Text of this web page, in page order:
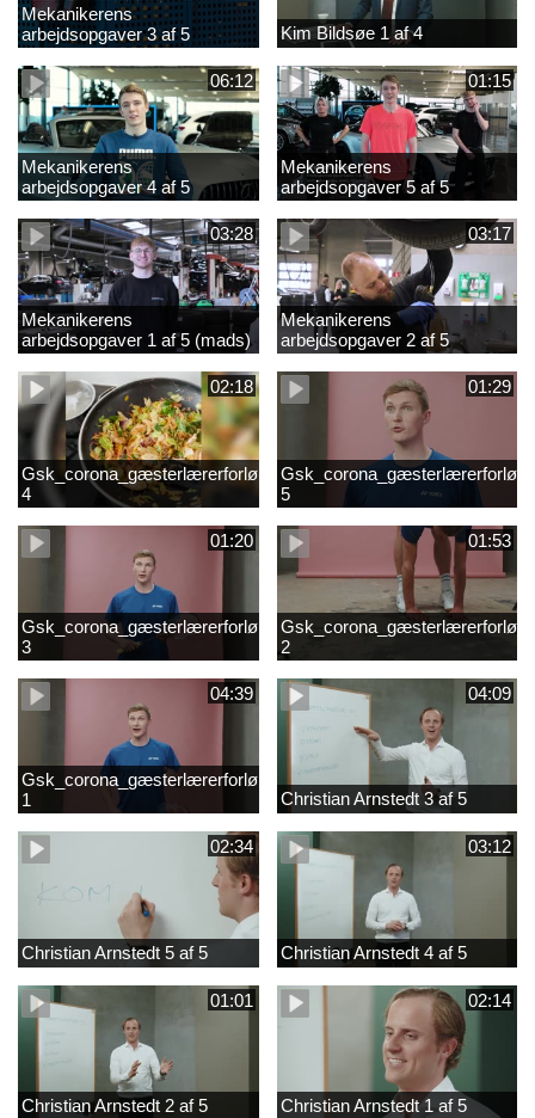
Mekanikerens
arbejdsopgaver 3 af 5
(lærepladssøgning)
Kim Bildsøe 1 af 4
06:12
Mekanikerens
arbejdsopgaver 4 af 5
(Frederik Vesti)
01:15
Mekanikerens
arbejdsopgaver 5 af 5
(Frederik Vesti)
03:28
Mekanikerens
arbejdsopgaver 1 af 5 (mads)
03:17
Mekanikerens
arbejdsopgaver 2 af 5
(magnus)
02:18
Gsk_corona_gæsterlærerforløb_Axelsen_del
4
01:29
5
01:20
Gsk_corona_gæsterlærerforløb_Axelsen_del
3
01:53
2
04:39
Gsk_corona_gæsterlærerforløb_Axelsen_del
1
04:09
Christian Arnstedt 3 af 5
02:34
Christian Arnstedt 5 af 5
03:12
Christian Arnstedt 4 af 5
01:01
Christian Arnstedt 2 af 5
02:14
Christian Arnstedt 1 af 5